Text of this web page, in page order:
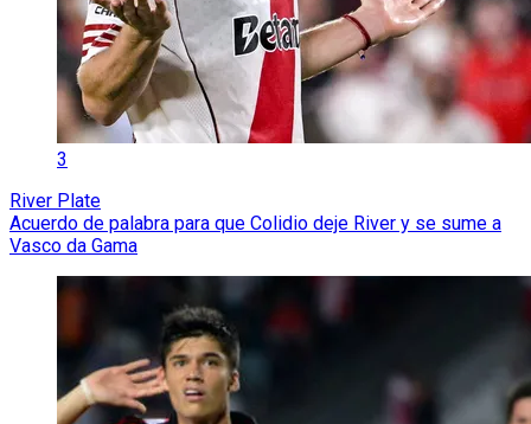
3
River Plate
Acuerdo de palabra para que Colidio deje River y se sume a
Vasco da Gama